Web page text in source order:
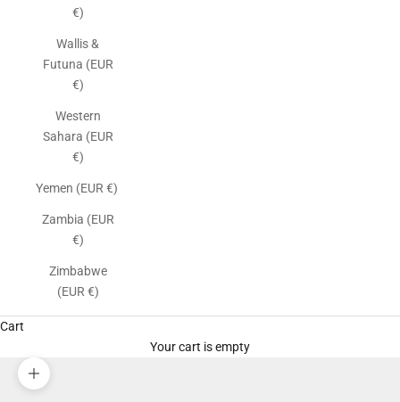
€)
Wallis &
Futuna (EUR
€)
Western
Sahara (EUR
€)
Yemen (EUR €)
Zambia (EUR
€)
Zimbabwe
(EUR €)
Cart
Your cart is empty
Zoom picture